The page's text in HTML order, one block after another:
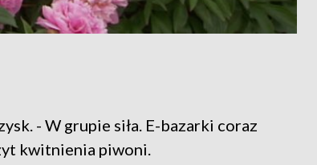
- W grupie siła. E-bazarki coraz
kwitnienia piwoni.